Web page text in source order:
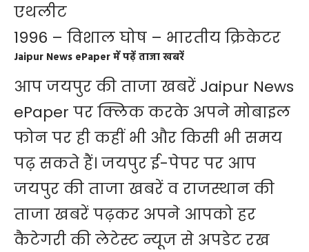
एथलीट
1996 – विशाल घोष – भारतीय क्रिकेटर
Jaipur News ePaper में पढ़ें ताजा खबरें
आप जयपुर की ताजा खबरें Jaipur News
ePaper पर क्लिक करके अपने मोबाइल
फोन पर ही कहीं भी और किसी भी समय
पढ़ सकते हैं। जयपुर ई-पेपर पर आप
जयपुर की ताजा खबरें व राजस्थान की
ताजा खबरें पढ़कर अपने आपको हर
कैटेगरी की लेटेस्ट न्यूज से अपडेट रख